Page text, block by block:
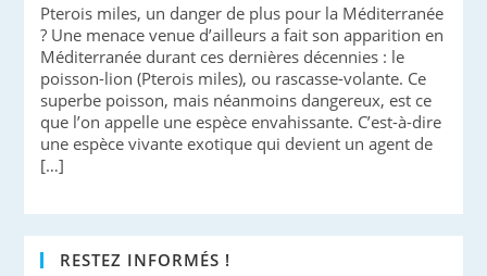
Pterois miles, un danger de plus pour la Méditerranée
? Une menace venue d’ailleurs a fait son apparition en
Méditerranée durant ces dernières décennies : le
poisson-lion (Pterois miles), ou rascasse-volante. Ce
superbe poisson, mais néanmoins dangereux, est ce
que l’on appelle une espèce envahissante. C’est-à-dire
une espèce vivante exotique qui devient un agent de
[…]
RESTEZ INFORMÉS !